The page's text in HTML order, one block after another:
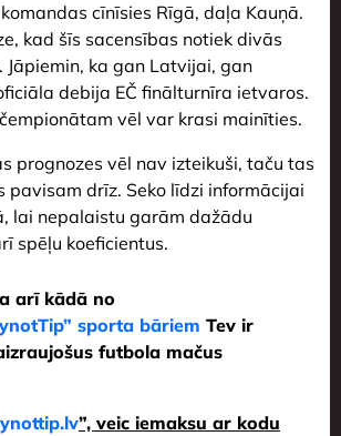
cīnīsies Rīgā, daļa Kauņā.
kad šīs sacensības notiek divās
ka gan Latvijai, gan
debija EČ finālturnīra ietvaros.
vēl var krasi mainīties.
prognozes vēl nav izteikuši, taču tas
drīz. Seko līdzi informācijai
lai nepalaistu garām dažādu
spēļu koeficientus.
arī kādā no
sporta bāriem Tev ir
futbola mačus
”, veic iemaksu ar kodu